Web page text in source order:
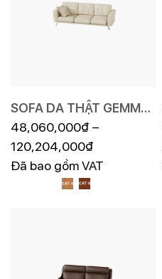
SOFA DA THẬT GEMMA
F019
48,060,000₫ –
120,204,000₫
Đã bao gồm VAT